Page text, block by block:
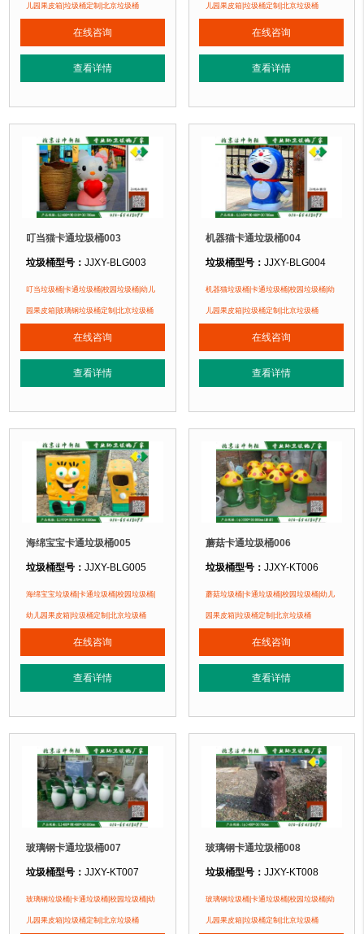
垃圾桶材质：玻璃钢
垃圾桶周期：3-7天 厂家直销 来图定制
垃圾桶特点：1、玻璃钢产品采用优质玻璃纤维与树脂着色合成。它强度高，
正在使用该垃圾桶的部分客户：
北京某公园、北京某学校、北京某小区....
儿园果皮箱|垃圾桶定制|北京垃圾桶
在线咨询
查看详情
垃圾桶材质：玻璃钢
垃圾桶周期：3-7天 厂家直销 来图定
垃圾桶特点：1、玻璃钢产品采用优
正在使用该垃圾桶的部分客户：
北京某公园、北京某学校、北京某小
儿园果皮箱|垃圾桶定制|北京垃圾桶
在线咨询
查看详情
叮当猫卡通垃圾桶003
垃圾桶型号：JJXY-BLG003
垃圾桶规格：长480mm 宽510mm 高780mm
垃圾桶材质：玻璃钢
垃圾桶周期：3-7天 厂家直销 来图定制
垃圾桶特点：1、玻璃钢产品采用优质玻璃纤维与树脂着色合成。它强度高，
正在使用该垃圾桶的部分客户：
北京某公园、北京某学校、北京某小区....
叮当垃圾桶|卡通垃圾桶|校园垃圾桶|幼儿
园果皮箱|玻璃钢垃圾桶定制|北京垃圾桶
在线咨询
查看详情
机器猫卡通垃圾桶004
垃圾桶型号： JJXY-BLG004
垃圾桶规格：长650mm 宽480mm
垃圾桶材质：玻璃钢
垃圾桶周期：3-7天 厂家直销 来图定
垃圾桶特点：1、玻璃钢产品采用优
正在使用该垃圾桶的部分客户：
北京某公园、北京某学校、北京某小
机器猫垃圾桶|卡通垃圾桶|校园垃圾桶|幼
儿园果皮箱|垃圾桶定制|北京垃圾桶
在线咨询
查看详情
海绵宝宝卡通垃圾桶005
垃圾桶型号：JJXY-BLG005
垃圾桶规格：长970mm 宽370mm 高1000mm
垃圾桶材质：玻璃钢
垃圾桶周期：3-7天 厂家直销 来图定制
垃圾桶特点：1、玻璃钢产品采用优质玻璃纤维与树脂着色合成。它强度高，
正在使用该垃圾桶的部分客户：
北京某公园、北京某学校、北京某小区....
海绵宝宝垃圾桶|卡通垃圾桶|校园垃圾桶|
幼儿园果皮箱|垃圾桶定制|北京垃圾桶
在线咨询
查看详情
蘑菇卡通垃圾桶006
垃圾桶型号： JJXY-KT006
垃圾桶规格：直径550mm 高800mm
垃圾桶材质：优质玻璃钢纤维+树脂
垃圾桶周期：3-7天 厂家直销 按需定
垃圾桶特点：1、卡通垃圾桶采用优
正在使用该垃圾桶的部分客户：
北京蓝天幼儿园、北京市北海幼儿
蘑菇垃圾桶|卡通垃圾桶|校园垃圾桶|幼儿
园果皮箱|垃圾桶定制|北京垃圾桶
在线咨询
查看详情
玻璃钢卡通垃圾桶007
垃圾桶型号：JJXY-KT007
垃圾桶规格：长480mm 宽480mm 高850mm
垃圾桶材质：优质玻璃钢纤维+树脂
玻璃钢垃圾桶|卡通垃圾桶|校园垃圾桶|幼
儿园果皮箱|垃圾桶定制|北京垃圾桶
玻璃钢卡通垃圾桶008
垃圾桶型号： JJXY-KT008
垃圾桶规格：直径400mm 高700mm
垃圾桶材质：优质玻璃钢纤维+树脂
玻璃钢垃圾桶|卡通垃圾桶|校园垃圾桶|幼
儿园果皮箱|垃圾桶定制|北京垃圾桶